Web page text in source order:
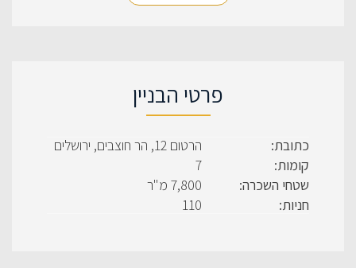
פרטי הבניין
כתובת:
הרטום 12, הר חוצבים, ירושלים
קומות:
7
שטחי השכרה:
7,800 מ"ר
חניות:
110